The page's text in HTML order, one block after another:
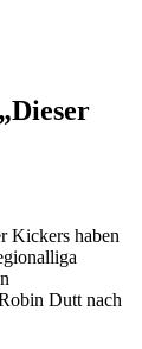
Kickers haben
Dutt nach